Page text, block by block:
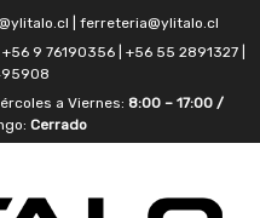
| ferreteria@ylitalo.cl
9 76190356 | +56 55 2891327 |
a Viernes: 8:00 – 17:00 /
Cerrado